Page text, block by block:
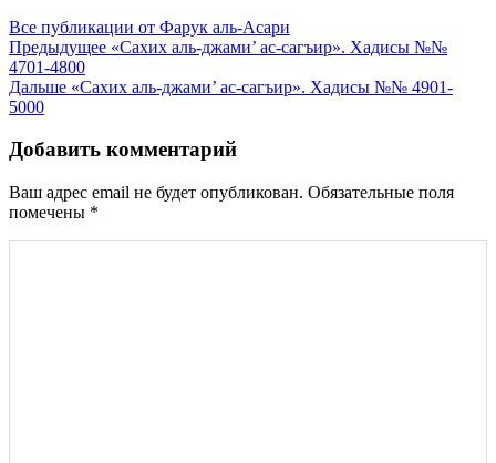
Все публикации от Фарук аль-Асари
Навигация
по
записям
Предыдущее «Сахих аль-джами’ ас-сагъир». Хадисы №№
4701-4800
Дальше «Сахих аль-джами’ ас-сагъир». Хадисы №№ 4901-
5000
Добавить комментарий
Ваш адрес email не будет опубликован. Обязательные поля
помечены *